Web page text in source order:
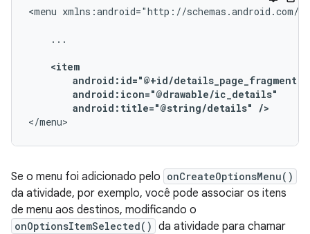
<menu xmlns:android="http://schemas.android.com/
...
android:title="@string/details" />
</menu>
Se o menu foi adicionado pelo onCreateOptionsMenu()
da atividade, por exemplo, você pode associar os itens
de menu aos destinos, modificando o
onOptionsItemSelected() da atividade para chamar